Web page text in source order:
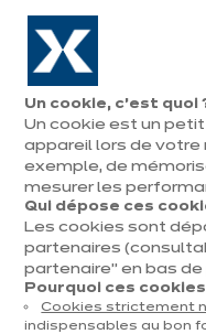
Aller à la navigation
Aller au contenu principal
Ouvrir
le
menu
Vous
êtes
ici
Accueil Cuisines Par
Un cookie, c’est quoi
Un cookie est un
appareil lors de votre
exemple, de
mesurer les
Qui dépose ces
Les cookies sont
partenaires
partenaire" en bas de
Pourquoi ces
Cookies strictement
indispensables au bon